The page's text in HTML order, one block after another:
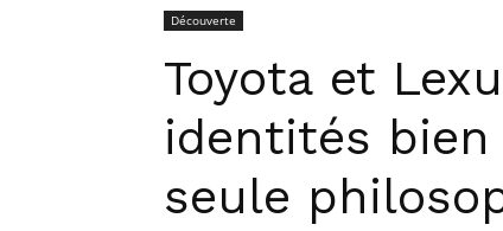
Découverte
Toyota et
identités
seule